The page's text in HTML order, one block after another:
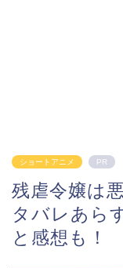
ショートアニメ PR
残虐令嬢は
タバレあら
と感想も！